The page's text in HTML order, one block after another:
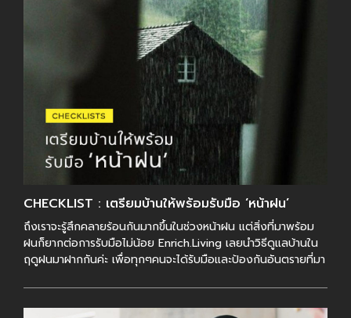
CHECKLIST : เตรียมบ้านให้พร้อมรับมือ ‘หน้าฝน’
ถึงเราจะรู้สึกคลายร้อนกันมากขึ้นในช่วงหน้าฝน แต่สิ่งที่มาพร้อม
ฝนก็ยากต่อการรับมือไม่น้อย Enrich.Living เลยนำวิธีดูแลบ้านใน
ฤดูฝนมาฝากกันค่ะ เพื่อทุกๆคนจะได้รับมือและป้องกันอันตรายที่มา